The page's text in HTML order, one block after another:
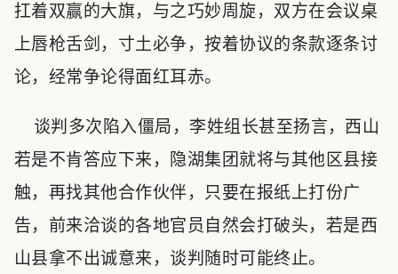
扛着双赢的大旗，与之巧妙周旋，双方在会议桌
上唇枪舌剑，寸土必争，按着协议的条款逐条讨
论，经常争论得面红耳赤。
谈判多次陷入僵局，李姓组长甚至扬言，西山
若是不肯答应下来，隐湖集团就将与其他区县接
触，再找其他合作伙伴，只要在报纸上打份广
告，前来洽谈的各地官员自然会打破头，若是西
山县拿不出诚意来，谈判随时可能终止。